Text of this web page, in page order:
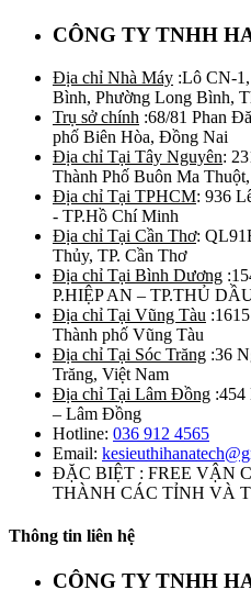
CÔNG TY TNHH
Địa chỉ Nhà Máy :Lô CN-
Bình, Phường Long Bình,
Trụ sở chính :68/81 Phan
phố Biên Hòa, Đồng Nai
Địa chỉ Tại Tây Nguyên:
Thành Phố Buôn Ma
Địa chỉ Tại TPHCM: 936
- TP.Hồ Chí Minh
Địa chỉ Tại Cần Thơ:
Thủy, TP. Cần Thơ
Địa chỉ Tại Bình Dương
P.HIỆP AN – TP.THỦ
Địa chỉ Tại Vũng Tàu
Thành phố Vũng Tàu
Địa chỉ Tại Sóc Trăng :36
Trăng, Việt Nam
Địa chỉ Tại Lâm Đồng
– Lâm Đồng
Hotline: 036 912 4565
Email:
ĐẶC BIỆT : FREE VẬN
THÀNH CÁC TỈNH VÀ
Thông tin liên hệ
CÔNG TY TNHH